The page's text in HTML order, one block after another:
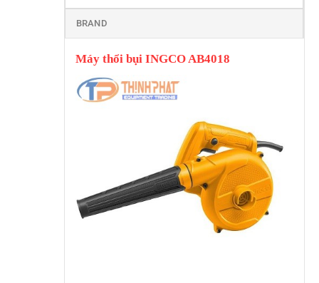
BRAND
Máy thổi bụi INGCO AB4018